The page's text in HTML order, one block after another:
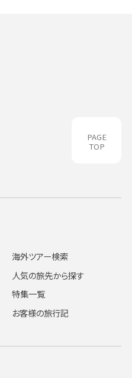
PAGE
TOP
海外ツアー検索
人気の旅先から探す
特集一覧
お客様の旅行記